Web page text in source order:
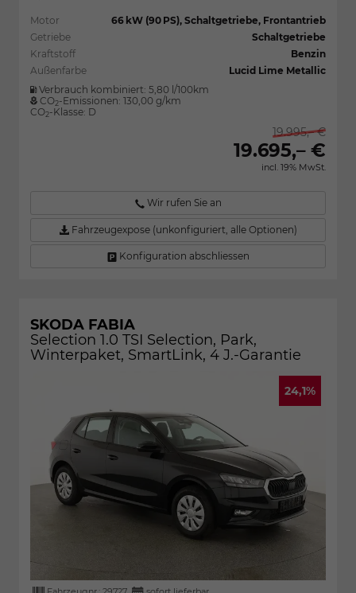
Motor
66 kW (90 PS), Schaltgetriebe, Frontantrieb
Getriebe
Schaltgetriebe
Kraftstoff
Benzin
Außenfarbe
Lucid Lime Metallic
Verbrauch kombiniert: 5,80 l/100km
CO2-Emissionen: 130,00 g/km
CO2-Klasse: D
19.995,– €
19.695,– €
incl. 19% MwSt.
Wir rufen Sie an
Fahrzeugexpose (unkonfiguriert, alle Optionen)
Konfiguration abschliessen
SKODA FABIA
Selection 1.0 TSI Selection, Park,
Winterpaket, SmartLink, 4 J.-Garantie
24,1%